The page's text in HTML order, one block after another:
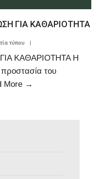
ΓΙΑ ΚΑΘΑΡΙΟΤΗΤΑ
τύπου |
ΚΑΘΑΡΙΟΤΗΤΑ Η
του
More →